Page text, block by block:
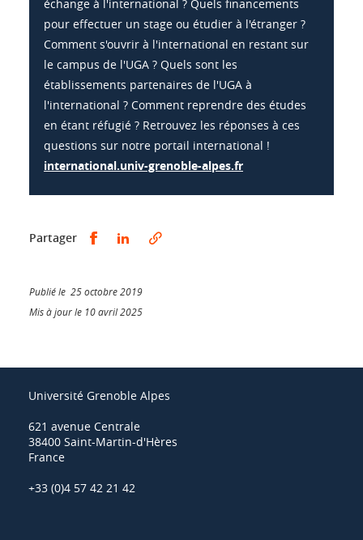
échange à l'international ? Quels financements
pour effectuer un stage ou étudier à l'étranger ?
Comment s'ouvrir à l'international en restant sur
le campus de l'UGA ? Quels sont les
établissements partenaires de l'UGA à
l'international ? Comment reprendre des études
en étant réfugié ? Retrouvez les réponses à ces
questions sur notre portail international !
international.univ-grenoble-alpes.fr
Partager Partager sur Facebook
Partager sur LinkedIn
Publié le 25 octobre 2019
Mis à jour le 10 avril 2025
Université Grenoble Alpes
621 avenue Centrale
38400 Saint-Martin-d'Hères
France
+33 (0)4 57 42 21 42